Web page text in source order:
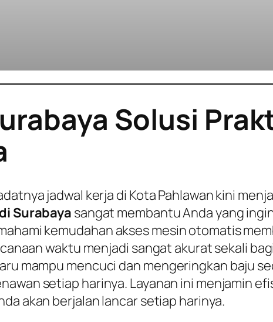
Solusi
jadwal kerja di Kota Pahlawan kini
Surabaya sangat membantu Anda yang
kemudahan akses mesin otomatis
waktu menjadi sangat akurat sekali
mampu mencuci dan mengeringkan baju
setiap harinya. Layanan ini menjamin
akan berjalan lancar setiap harinya.